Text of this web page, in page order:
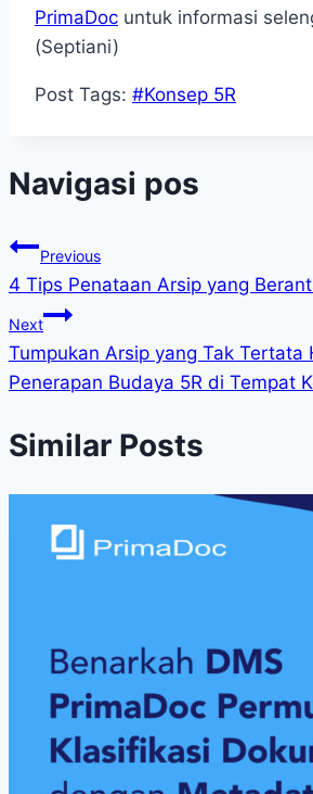
PrimaDoc untuk informasi
(Septiani)
Post Tags: #Konsep 5R
Navigasi pos
Previous
4 Tips Penataan Arsip yang
Next
Tumpukan Arsip yang Tak Tertata
Penerapan Budaya 5R di Tempat
Similar Posts